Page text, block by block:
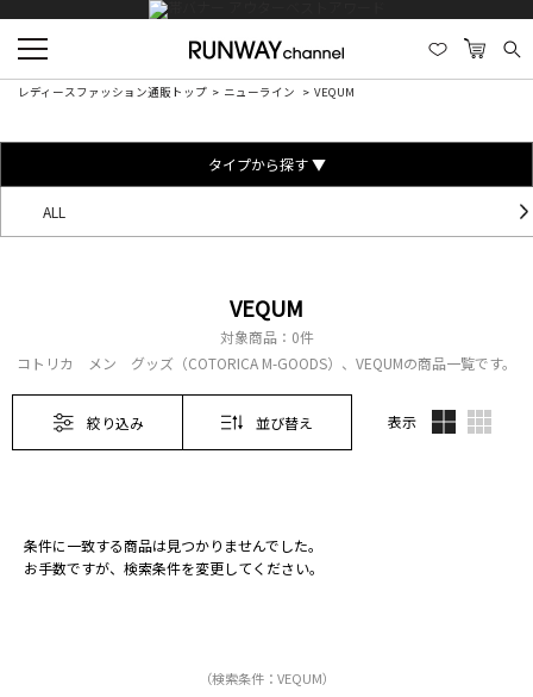
レディースファッション通販トップ ニューライン VEQUM
タイプから探す ▼
ALL
VEQUM
対象商品： 0件
コトリカ メン グッズ（COTORICA M-GOODS）、VEQUMの商品一覧です。
絞り込み 並び替え 表示
条件に一致する商品は見つかりませんでした。
お手数ですが、検索条件を変更してください。
（検索条件：VEQUM）